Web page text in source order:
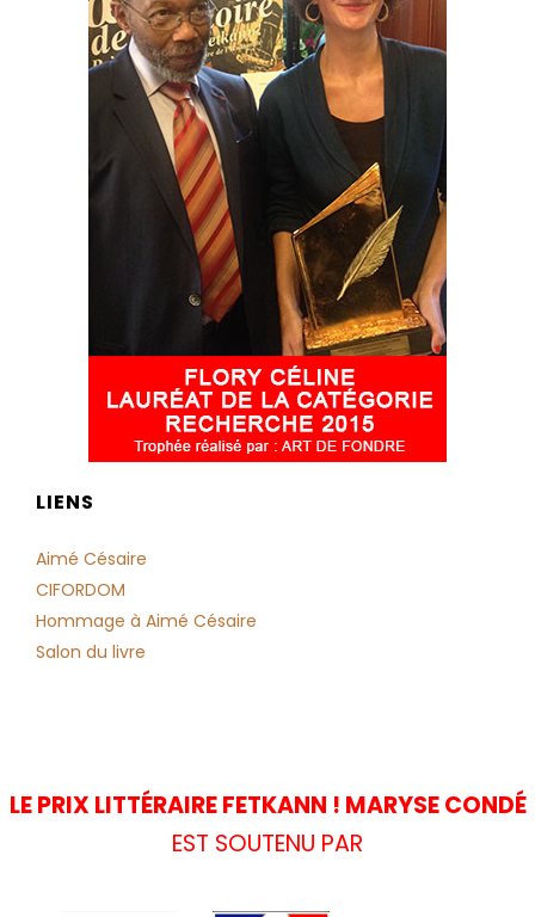
LIENS
Aimé Césaire
CIFORDOM
Hommage à Aimé Césaire
Salon du livre
LE PRIX LITTÉRAIRE FETKANN ! MARYSE CONDÉ
EST SOUTENU PAR